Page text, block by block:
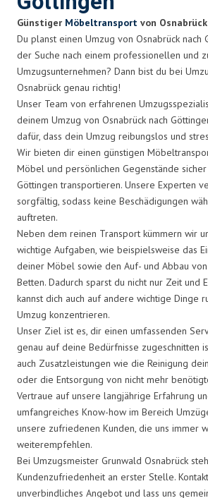
Günstiger Möbeltransport von
Du planst einen Umzug von Osnabrück nach
der Suche nach einem professionellen und
Umzugsunternehmen? Dann bist du bei
Osnabrück genau richtig!
Unser Team von erfahrenen
deinem Umzug von Osnabrück nach
dafür, dass dein Umzug reibungslos und
Wir bieten dir einen günstigen
Möbel und persönlichen Gegenstände sicher
Göttingen transportieren. Unsere Experten
sorgfältig, sodass keine Beschädigungen
auftreten.
Neben dem reinen Transport kümmern wir
wichtige Aufgaben, wie beispielsweise das
deiner Möbel sowie den Auf- und Abbau von
Betten. Dadurch sparst du nicht nur Zeit und
kannst dich auch auf andere wichtige Dinge
Umzug konzentrieren.
Unser Ziel ist es, dir einen umfassenden
genau auf deine Bedürfnisse zugeschnitten
auch Zusatzleistungen wie die Reinigung
oder die Entsorgung von nicht mehr
Vertraue auf unsere langjährige Erfahrung
umfangreiches Know-how im Bereich
unsere zufriedenen Kunden, die uns immer
weiterempfehlen.
Bei Umzugsmeister Grunwald Osnabrück
Kundenzufriedenheit an erster Stelle.
unverbindliches Angebot und lass uns